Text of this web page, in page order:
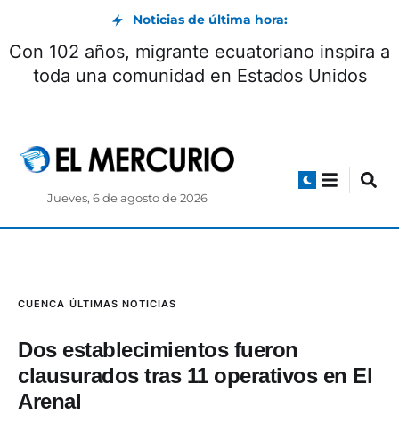
Noticias de última hora:
Con 102 años, migrante ecuatoriano inspira a
toda una comunidad en Estados Unidos
Jueves, 6 de agosto de 2026
CUENCA ÚLTIMAS NOTICIAS
Dos establecimientos fueron
clausurados tras 11 operativos en El
Arenal